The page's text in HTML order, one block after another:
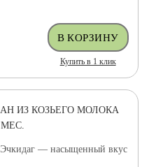
Купить в 1 клик
ИЗ КОЗЬЕГО МОЛОКА
— насыщенный вкус